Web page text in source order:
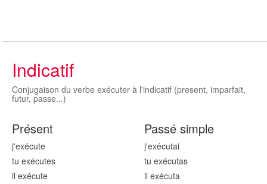
Indicatif
Conjugaison du verbe exécuter à l'indicatif (present, imparfait,
futur, passe...)
Présent
j'exécute
tu exécutes
il exécute
Passé simple
j'exécutai
tu exécutas
il exécuta